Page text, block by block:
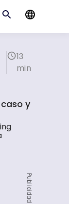
13
min
y
Publicidad